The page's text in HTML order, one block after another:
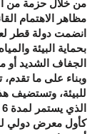
مظاهر الاهتمام
انضمت دولة قطر
بحماية البيئة
الجفاف الشديد أو
وبناء على ما
كأول معرض دولي